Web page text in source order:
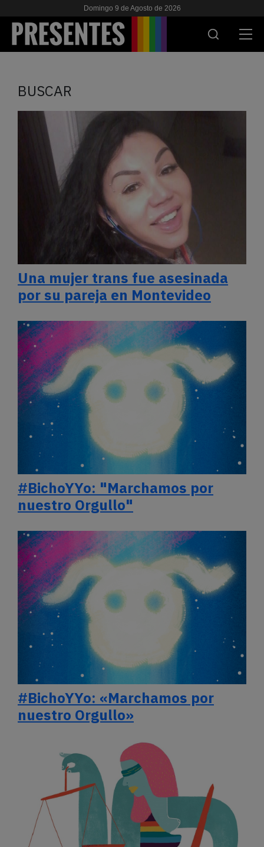
Domingo 9 de Agosto de 2026
VIH & SIDA
ESCUELA
NOSOTRES
APOYANOS
ES EN
BUSCAR
Una mujer trans fue asesinada
por su pareja en Montevideo
#BichoYYo: "Marchamos por
nuestro Orgullo"
#BichoYYo: «Marchamos por
nuestro Orgullo»